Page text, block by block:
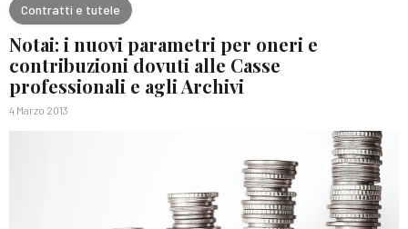
Contratti e tutele
Notai: i nuovi parametri per oneri e
contribuzioni dovuti alle Casse
professionali e agli Archivi
4 Marzo 2013